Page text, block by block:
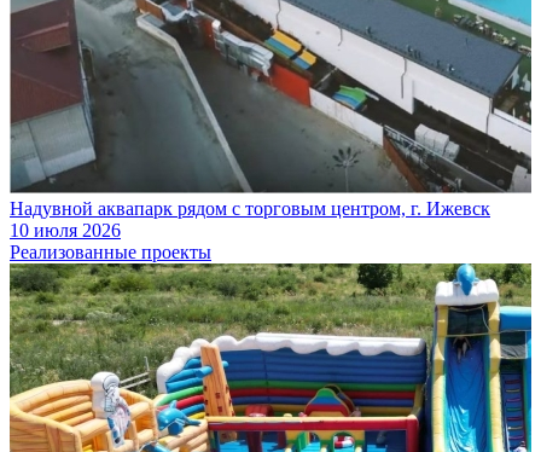
Надувной аквапарк рядом с торговым центром, г. Ижевск
10 июля 2026
Реализованные проекты